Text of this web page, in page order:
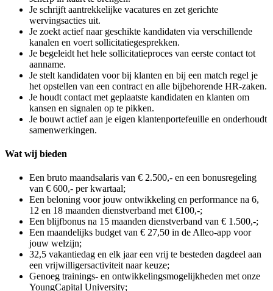
Je schrijft aantrekkelijke vacatures en zet gerichte
wervingsacties uit.
Je zoekt actief naar geschikte kandidaten via verschillende
kanalen en voert sollicitatiegesprekken.
Je begeleidt het hele sollicitatieproces van eerste contact tot
aanname.
Je stelt kandidaten voor bij klanten en bij een match regel je
het opstellen van een contract en alle bijbehorende HR-zaken.
Je houdt contact met geplaatste kandidaten en klanten om
kansen en signalen op te pikken.
Je bouwt actief aan je eigen klantenportefeuille en onderhoudt
samenwerkingen.
Wat wij bieden
Een bruto maandsalaris van € 2.500,- en een bonusregeling
van € 600,- per kwartaal;
Een beloning voor jouw ontwikkeling en performance na 6,
12 en 18 maanden dienstverband met €100,-;
Een blijfbonus na 15 maanden dienstverband van € 1.500,-;
Een maandelijks budget van € 27,50 in de Alleo-app voor
jouw welzijn;
32,5 vakantiedag en elk jaar een vrij te besteden dagdeel aan
een vrijwilligersactiviteit naar keuze;
Genoeg trainings- en ontwikkelingsmogelijkheden met onze
YoungCapital University;